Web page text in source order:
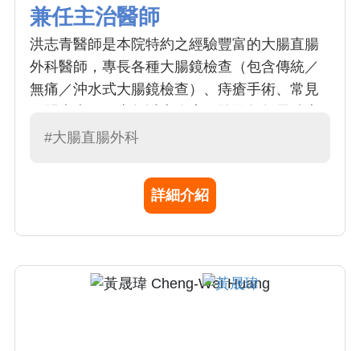
兼任主治醫師
洪志青醫師是本院特約之經驗豐富的大腸直腸
外科醫師，專長各種大腸鏡檢查（包含傳統／
無痛／沖水式大腸鏡檢查）、痔瘡手術、常見
千例大腸鏡檢查及大腸瘜肉切除的經驗
#大腸直腸外科
詳細介紹